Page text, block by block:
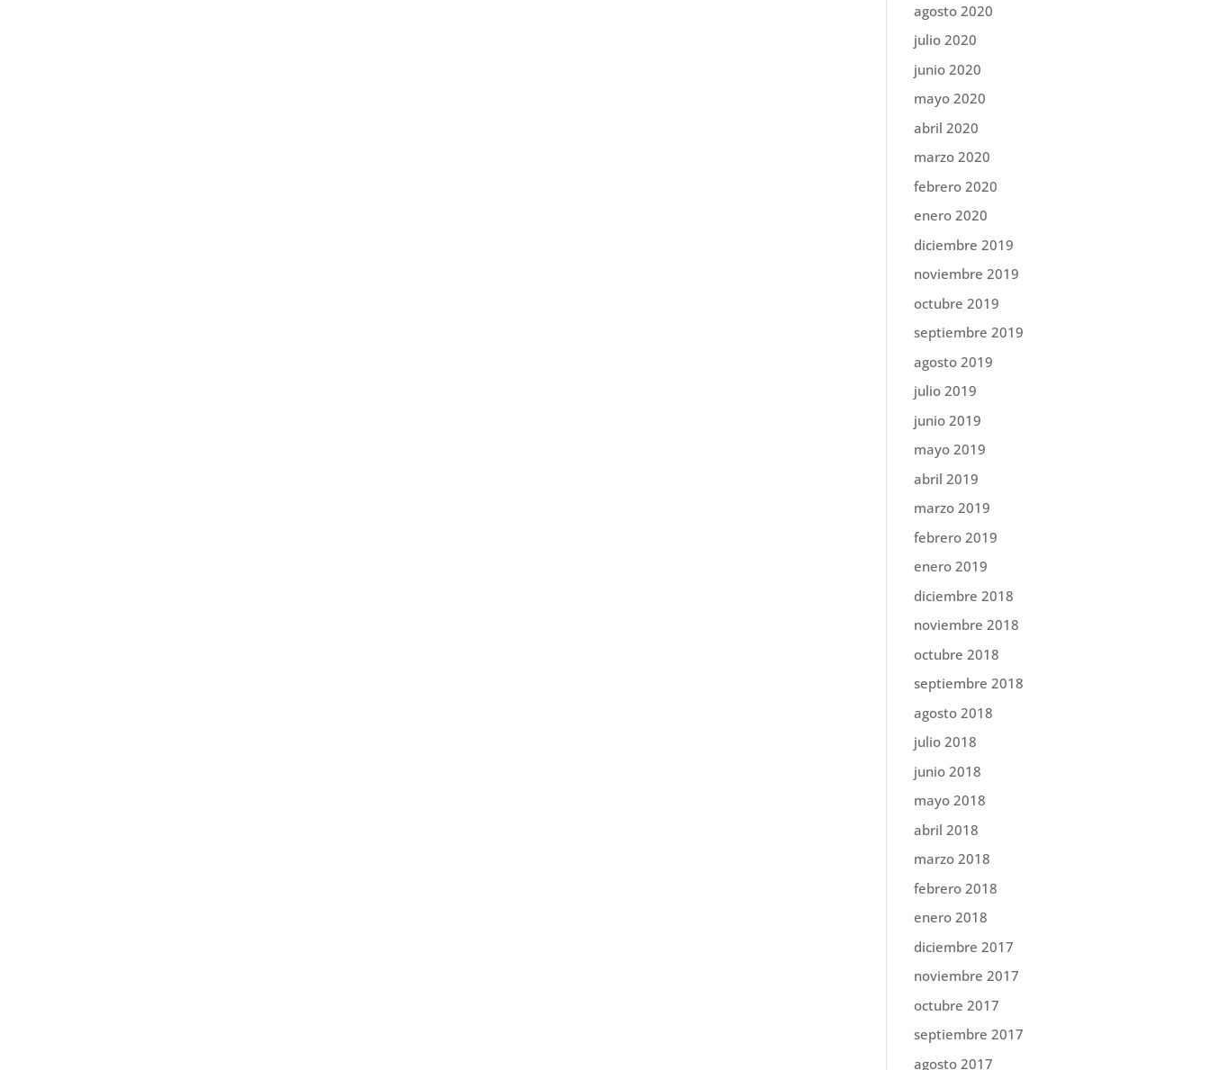
agosto 2020
julio 2020
junio 2020
mayo 2020
abril 2020
marzo 2020
febrero 2020
enero 2020
diciembre 2019
noviembre 2019
octubre 2019
septiembre 2019
agosto 2019
julio 2019
junio 2019
mayo 2019
abril 2019
marzo 2019
febrero 2019
enero 2019
diciembre 2018
noviembre 2018
octubre 2018
septiembre 2018
agosto 2018
julio 2018
junio 2018
mayo 2018
abril 2018
marzo 2018
febrero 2018
enero 2018
diciembre 2017
noviembre 2017
octubre 2017
septiembre 2017
agosto 2017